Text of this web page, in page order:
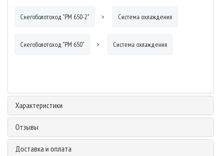
Снегоболотоход "РМ 650-2" Система охлаждения
Снегоболотоход "РМ 650" Система охлаждения
Характеристики
Отзывы
Доставка и оплата